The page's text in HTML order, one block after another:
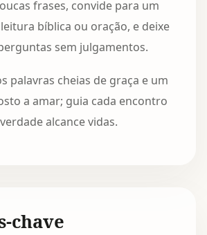
frases, convide para um
bíblica ou oração, e deixe
sem julgamentos.
palavras cheias de graça e um
a amar; guia cada encontro
alcance vidas.
chave